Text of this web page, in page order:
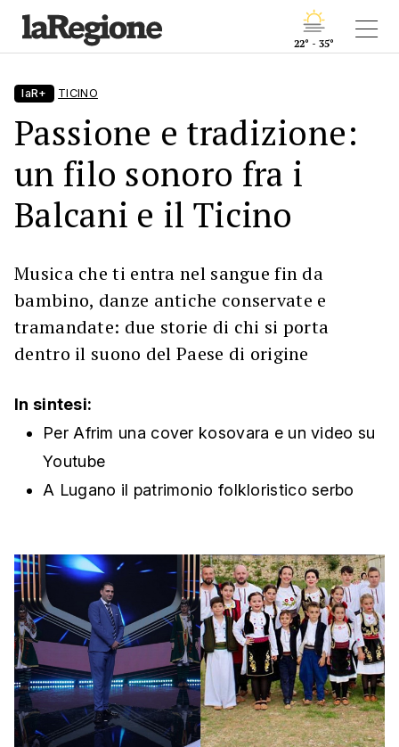
22° - 35°
laR+ TICINO
Passione e tradizione:
un filo sonoro fra i
Balcani e il Ticino
Musica che ti entra nel sangue fin da
bambino, danze antiche conservate e
tramandate: due storie di chi si porta
dentro il suono del Paese di origine
In sintesi:
Per Afrim una cover kosovara e un video su
Youtube
A Lugano il patrimonio folkloristico serbo